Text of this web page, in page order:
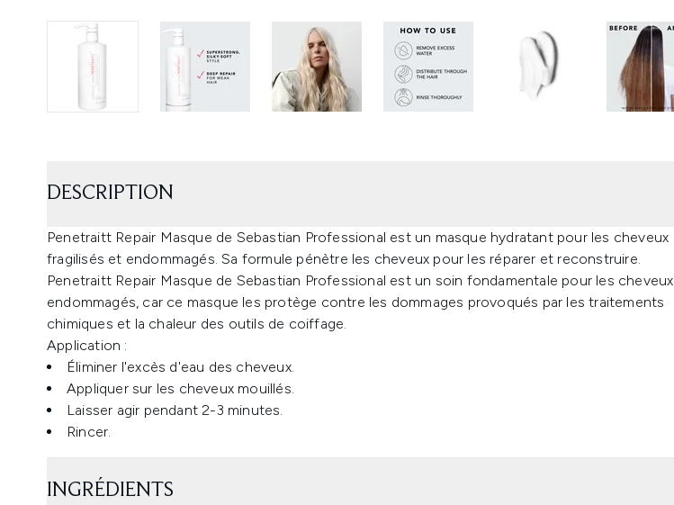
DESCRIPTION
Penetraitt Repair Masque de Sebastian Professional est un masque hydratant pour les cheveux
fragilisés et endommagés. Sa formule pénètre les cheveux pour les réparer et reconstruire.
Penetraitt Repair Masque de Sebastian Professional est un soin fondamentale pour les cheveux
endommagés, car ce masque les protège contre les dommages provoqués par les traitements
chimiques et la chaleur des outils de coiffage.
Application :
Éliminer l'excès d'eau des cheveux.
Appliquer sur les cheveux mouillés.
Laisser agir pendant 2-3 minutes.
Rincer.
INGRÉDIENTS